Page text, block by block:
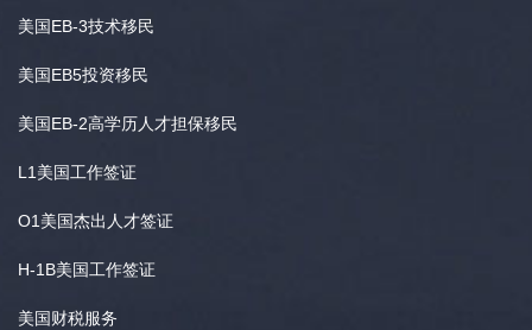
美国EB-3技术移民
美国EB5投资移民
美国EB-2高学历人才担保移民
L1美国工作签证
O1美国杰出人才签证
H-1B美国工作签证
美国财税服务